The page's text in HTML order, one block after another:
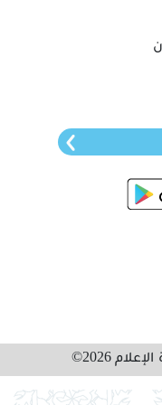
الإنسانية، ومحور
تعرف المشاركين
من خلال بحثها كذلك
العشرين هو فرصة
بالمسرح الجامعي في
فاضل البلوشية إلى أن
هي تجربة رائعة حيث
2026©